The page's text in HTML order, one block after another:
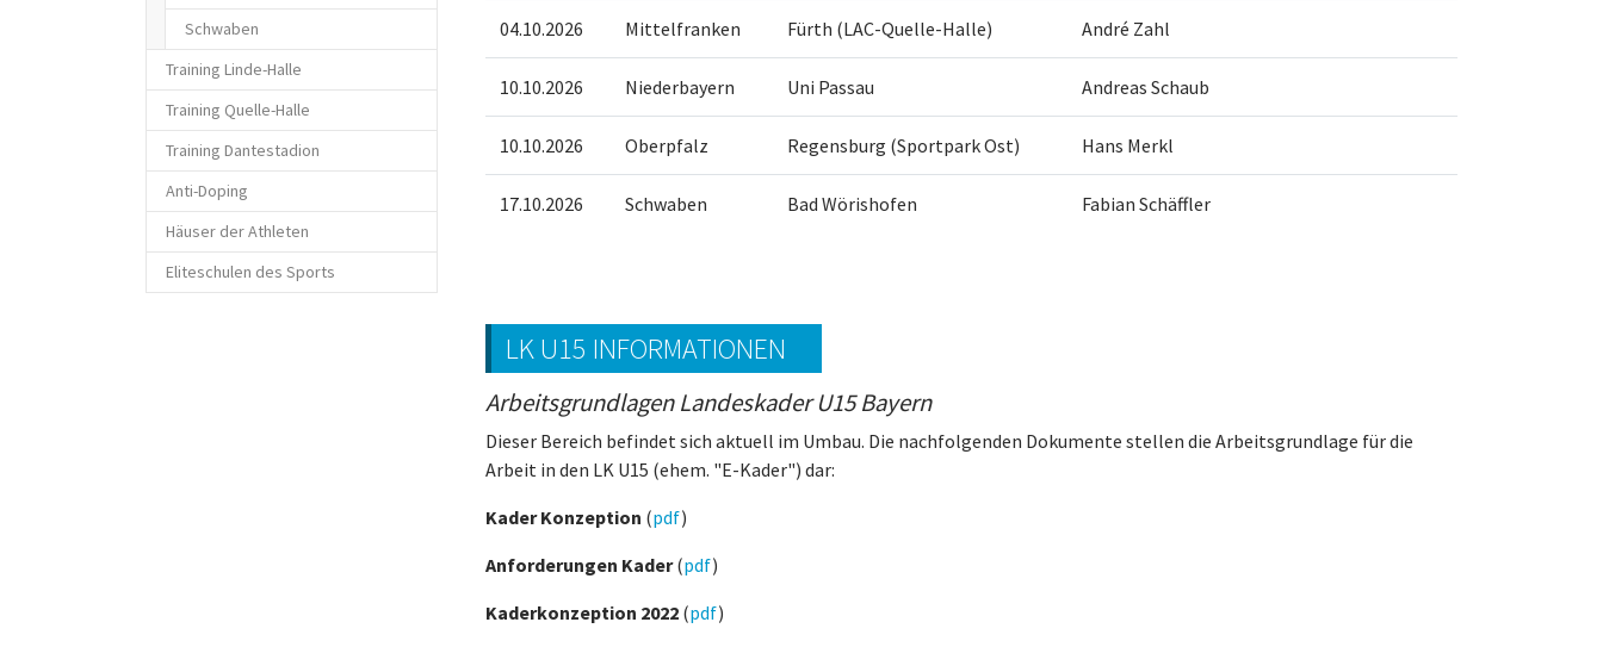
Schwaben
Training Linde-Halle
Training Quelle-Halle
Training Dantestadion
Anti-Doping
Häuser der Athleten
Eliteschulen des Sports
04.10.2026 Mittelfranken Fürth (LAC-Quelle-Halle) André Zahl
10.10.2026 Niederbayern Uni Passau Andreas Schaub
10.10.2026 Oberpfalz Regensburg (Sportpark Ost) Hans Merkl
17.10.2026 Schwaben Bad Wörishofen Fabian Schäffler
LK U15 INFORMATIONEN
Arbeitsgrundlagen Landeskader U15 Bayern
Dieser Bereich befindet sich aktuell im Umbau. Die nachfolgenden Dokumente stellen die Arbeitsgrundlage für die
Arbeit in den LK U15 (ehem. "E-Kader") dar:
Kader Konzeption (pdf)
Anforderungen Kader(pdf)
Kaderkonzeption 2022 (pdf)